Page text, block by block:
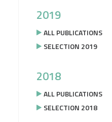
2019
ALL PUBLICATIONS
SELECTION 2019
2018
ALL PUBLICATIONS
SELECTION 2018